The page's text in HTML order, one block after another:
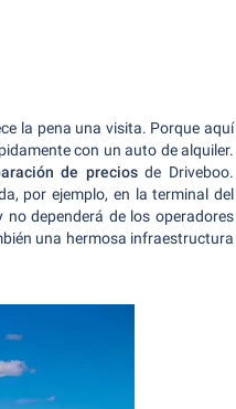
la pena una visita. Porque aquí
con un auto de alquiler.
de preciosde Driveboo.
por ejemplo, en la terminal del
dependerá de los operadores
una hermosa infraestructura